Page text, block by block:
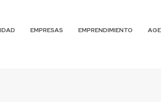
EMPRESAS EMPRENDIMIENTO